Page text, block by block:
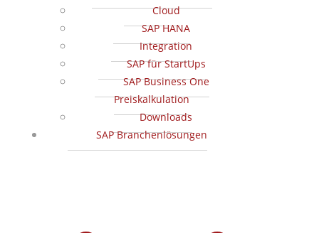
Cloud
SAP HANA
Integration
SAP für StartUps
SAP Business One
Preiskalkulation
Downloads
SAP Branchenlösungen